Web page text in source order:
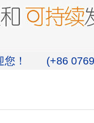
您！ (+86